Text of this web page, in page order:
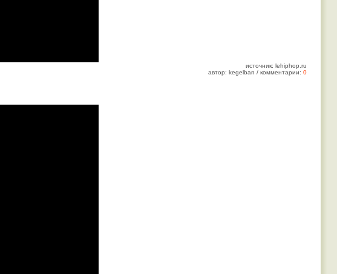
источник: lehiphop.ru
автор: kegelban / комментарии: 0